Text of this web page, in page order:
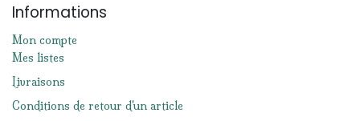
Informations
Mon compte
Mes listes
Livraisons
Conditions de retour d'un article